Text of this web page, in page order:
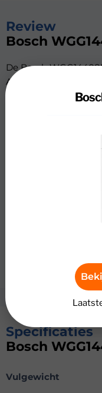
Review
Bosch
De Bosch
A zeer energiezuinig.
gemiddeld tot &euro;
een geluidsniveau
aan tijdens het
last van geluid
hoeslakens grondig
programma was je
Ook voegt de
Hierdoor verwijder je
wanneer je vaak
Specificaties
Bosch
Vulgewicht